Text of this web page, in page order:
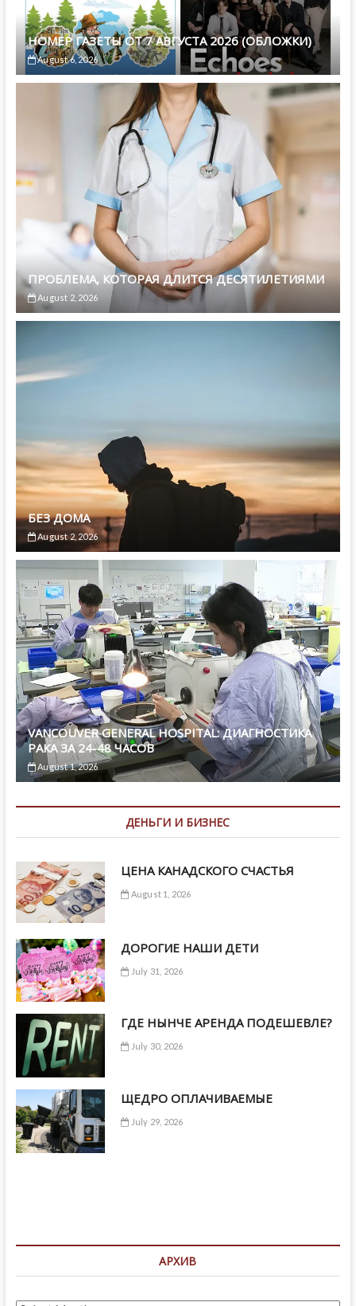
НОМЕР ГАЗЕТЫ ОТ 7 АВГУСТА 2026 (ОБЛОЖКИ)
August 6, 2026
ПРОБЛЕМА, КОТОРАЯ ДЛИТСЯ ДЕСЯТИЛЕТИЯМИ
August 2, 2026
БЕЗ ДОМА
August 2, 2026
VANCOUVER GENERAL HOSPITAL: ДИАГНОСТИКА
РАКА ЗА 24-48 ЧАСОВ
August 1, 2026
ДЕНЬГИ И БИЗНЕС
ЦЕНА КАНАДСКОГО СЧАСТЬЯ
August 1, 2026
ДОРОГИЕ НАШИ ДЕТИ
July 31, 2026
ГДЕ НЫНЧЕ АРЕНДА ПОДЕШЕВЛЕ?
July 30, 2026
ЩЕДРО ОПЛАЧИВАЕМЫЕ
July 29, 2026
АРХИВ